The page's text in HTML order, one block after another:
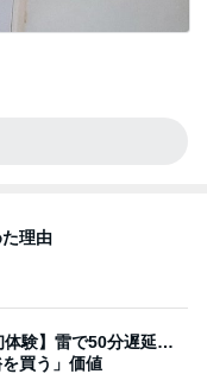
理由
体験】雷で50分遅延…
買う」価値